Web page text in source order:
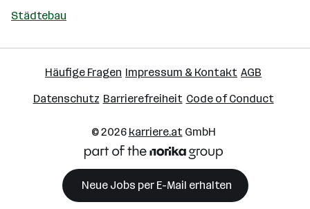
Städtebau
Häufige Fragen Impressum & Kontakt AGB
Datenschutz Barrierefreiheit Code of Conduct
© 2026 karriere.atGmbH
Neue Jobs per E-Mail erhalten